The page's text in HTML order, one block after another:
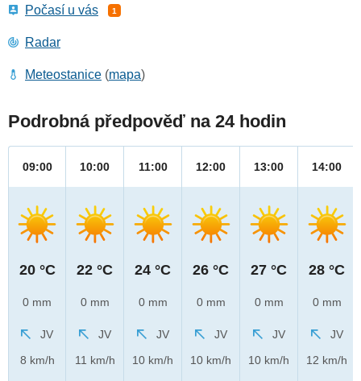
Počasí u vás 1
Radar
Meteostanice (mapa)
Podrobná předpověď na 24 hodin
09:00
20 °C
0 mm
JV
8 km/h
10:00
22 °C
0 mm
JV
11 km/h
11:00
24 °C
0 mm
JV
10 km/h
12:00
26 °C
0 mm
JV
10 km/h
13:00
27 °C
0 mm
JV
10 km/h
14:00
28 °C
0 mm
JV
12 km/h